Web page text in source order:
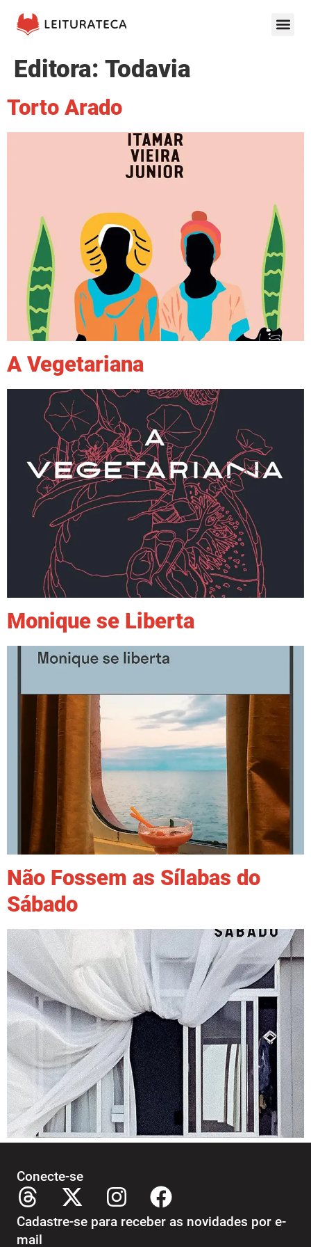
Editora: Todavia
Torto Arado
A Vegetariana
Monique se Liberta
Não Fossem as Sílabas do
Sábado
Conecte-se
Cadastre-se para receber as novidades por e-
mail